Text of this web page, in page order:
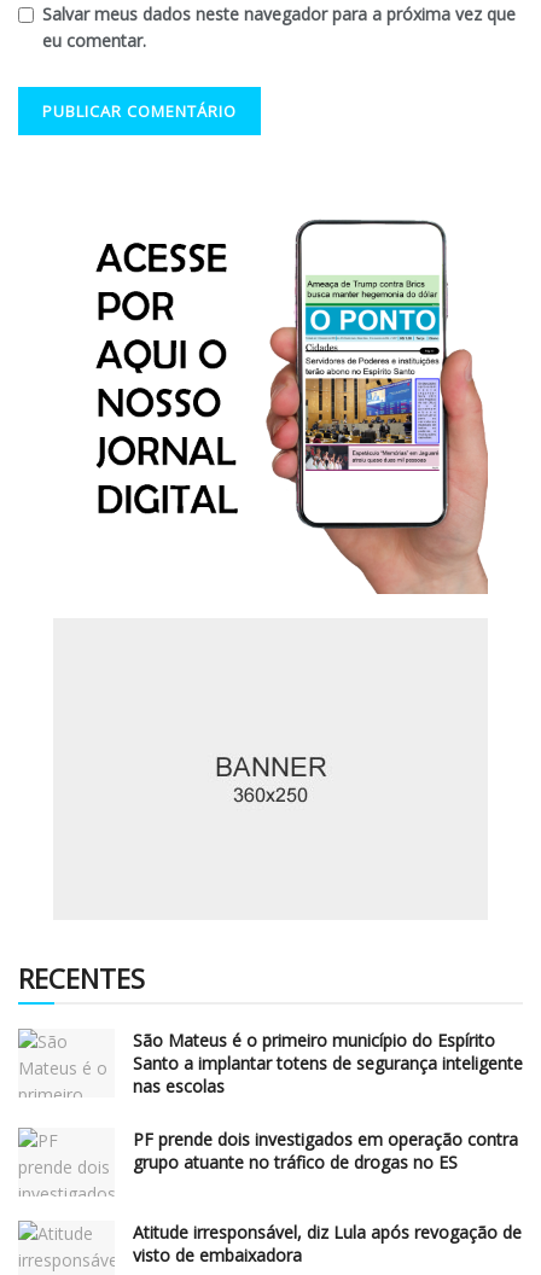
Salvar meus dados neste navegador para a próxima vez que
eu comentar.
RECENTES
São Mateus é o primeiro município do Espírito
Santo a implantar totens de segurança inteligente
nas escolas
PF prende dois investigados em operação contra
grupo atuante no tráfico de drogas no ES
Atitude irresponsável, diz Lula após revogação de
visto de embaixadora